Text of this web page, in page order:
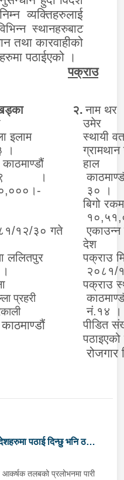
व्यक्तिहरुलाई
स्थानहरुबाट
तथा कारवाहीको
पठाईएको ।
पक्राउ
इलाम
।
नं.२९ ।
१२/३० गते
ललितपुर
प्रहरी
२. नाम थर
उमेर
स्थायी
हाल
३० ।
बिगो
एकाउन्न
देश :-
पक्राउ
२०८१/
पक्राउ
नं.१४ ।
पीडित
रोजगार
पठाई दिन्छु भनि ठगी
आकर्षक तलबको प्रलोभनमा पारी